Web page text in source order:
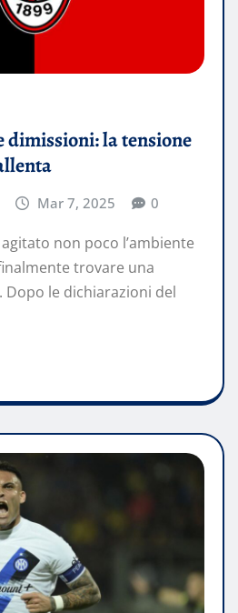
dimissioni: la tensione
Mar 7, 2025 0
non poco l’ambiente
trovare una
Dopo le dichiarazioni del